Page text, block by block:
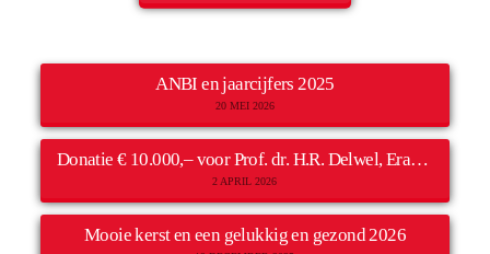
ANBI en jaarcijfers 2025
20 MEI 2026
Donatie € 10.000,– voor Prof. dr. H.R. Delwel, Erasmus MC
2 APRIL 2026
Mooie kerst en een gelukkig en gezond 2026